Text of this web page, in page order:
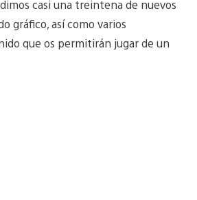
casi una treintena de nuevos
gráfico, así como varios
que os permitirán jugar de un